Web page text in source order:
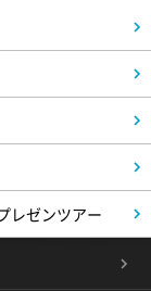
レゼンツアー